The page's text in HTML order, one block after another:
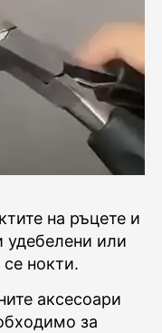
на ръцете и
удебелени или
нокти.
аксесоари
за